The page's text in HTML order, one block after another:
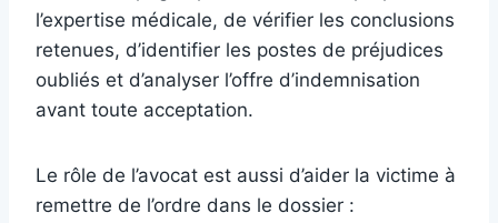
l’expertise médicale, de vérifier les conclusions
retenues, d’identifier les postes de préjudices
oubliés et d’analyser l’offre d’indemnisation
avant toute acceptation.
Le rôle de l’avocat est aussi d’aider la victime à
remettre de l’ordre dans le dossier :